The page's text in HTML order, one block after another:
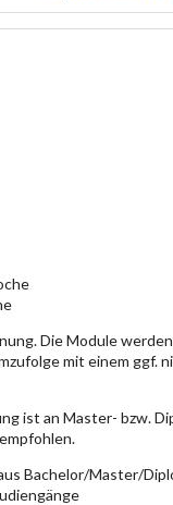
Die Module
mit einem ggf.
ist an Master- bzw.
Bachelor/Master/